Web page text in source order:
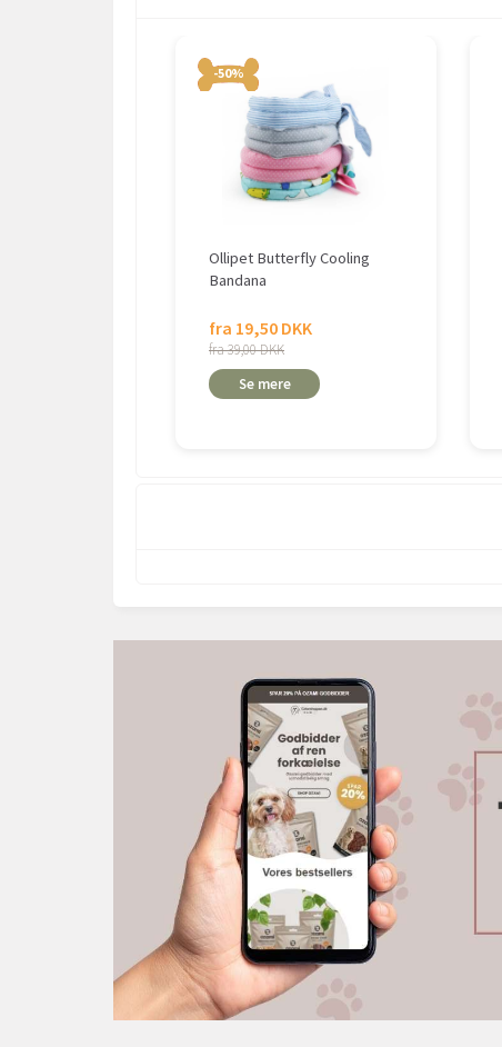
-50%
Ollipet Butterfly Cooling
Bandana
fra 19,50 DKK
fra 39,00 DKK
Se mere